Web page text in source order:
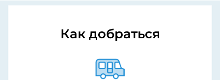
Как добраться